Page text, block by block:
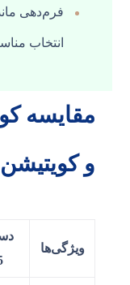
فرم‌دهی
انتخاب
و کویتیشن
ویژگی‌ها